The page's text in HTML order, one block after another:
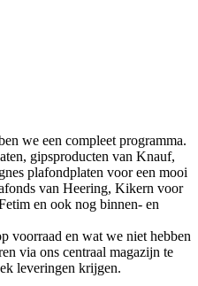
we een compleet programma.
gipsproducten van Knauf,
plafondplaten voor een mooi
van Heering, Kikern voor
en ook nog binnen- en
voorraad en wat we niet hebben
via ons centraal magazijn te
leveringen krijgen.